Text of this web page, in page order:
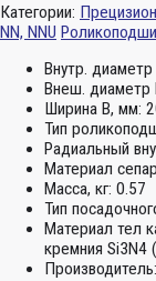
Категории:
NN, NNU
Внутр.
Внеш. диаметр
Ширина B, мм:
Тип
Радиальный
Материал
Масса, кг: 0.57
Тип
Материал тел
кремния Si3N4
Производитель: